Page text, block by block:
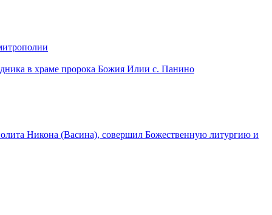
в храме пророка Божия Илии с. Панино
Никона (Васина), совершил Божественную литургию и